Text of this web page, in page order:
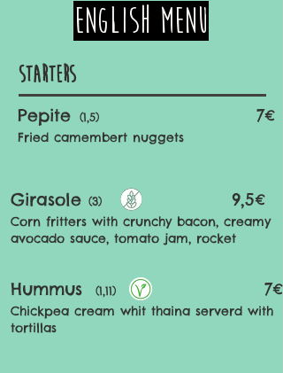
Pepite (1,5) 7€
Fried camembert nuggets
Starters
ENGLISH MENU
Girasole (3) 9,5€
Corn fritters with crunchy bacon, creamy
avocado sauce, tomato jam, rocket
Hummus (1,11) 7€
Chickpea cream whit thaina serverd with
tortillas